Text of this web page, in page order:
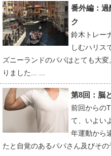
番外編：
ク
鈴木トレー
しむハリス
ズニーランドのパパはとても大
りました... ...
第8回：脳
前回からの
て、いよい
年運動から
たと自覚のあるパパさん及びその